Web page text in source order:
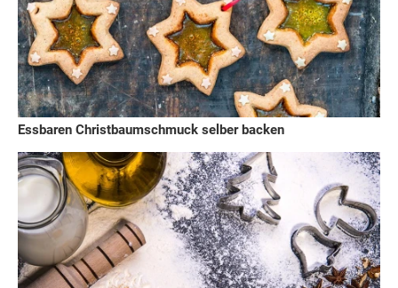
Essbaren Christbaumschmuck selber backen